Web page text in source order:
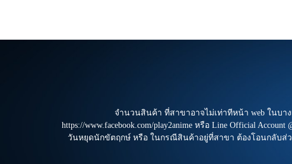
จำนวนสินค้า ที่สาขาอาจไม่เท่าทีหน้า web ในบา
https://www.facebook.com/play2anime หรือ Line Official
วันหยุดนักขัตฤกษ์ หรือ ในกรณีสินค้าอยู่ที่สาขา ต้องโอนกลับส่ว